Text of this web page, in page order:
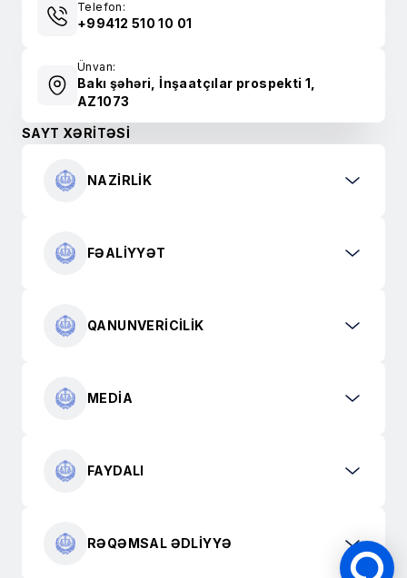
Telefon:
+99412 510 10 01
Ünvan:
Bakı şəhəri, İnşaatçılar prospekti 1,
AZ1073
SAYT XƏRİTƏSİ
NAZIRLIK
FƏALIYYƏT
QANUNVERICILIK
MEDIA
FAYDALI
RƏQƏMSAL ƏDLIYYƏ